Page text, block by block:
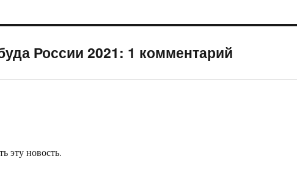
России 2021: 1 комментарий
эту новость.